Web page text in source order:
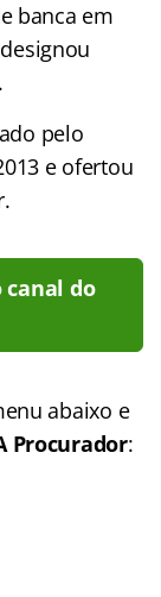
banca em
.
pelo
e ofertou
canal do
abaixo e
Procurador: